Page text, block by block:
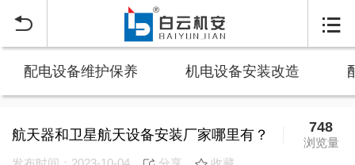
 
配电设备维护保养 机电设备安装改造
航天器和卫星航天设备安装厂家哪里有？ 748
浏览量